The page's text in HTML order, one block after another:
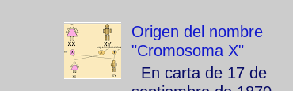
Origen del nombre
"Cromosoma X"
En carta de 17 de